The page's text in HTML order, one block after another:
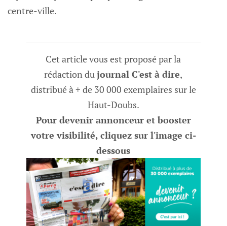
centre-ville.
Cet article vous est proposé par la
rédaction dujournal C'est à dire,
distribué à + de 30 000 exemplaires sur le
Haut-Doubs.
Pour devenir annonceur et booster
votre visibilité, cliquez sur l'image ci-
dessous